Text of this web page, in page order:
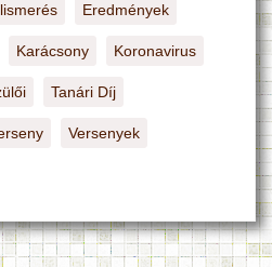
Eredmények
Karácsony Koronavirus
Tanári Díj
Versenyek